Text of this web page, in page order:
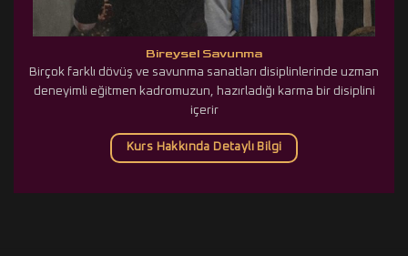
Bireysel Savunma
Birçok farklı dövüş ve savunma sanatları disiplinlerinde uzman
deneyimli eğitmen kadromuzun, hazırladığı karma bir disiplini
içerir
Kurs Hakkında Detaylı Bilgi